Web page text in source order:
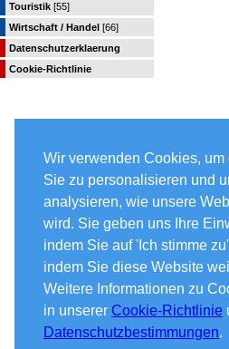
Wir verwenden Cookies, um
Sie zu personalisieren und
analysieren, wie unsere
wird. Sie geben uns Ihre
indem Sie auf 'Ich stimme
indem Sie diese Website
Weitere Informationen zu
in unserer Cookie-Richtlinie
Datenschutzbestimmungen.
Touristik [55]
Wirtschaft / Handel [66]
Datenschutzerklaerung
Cookie-Richtlinie